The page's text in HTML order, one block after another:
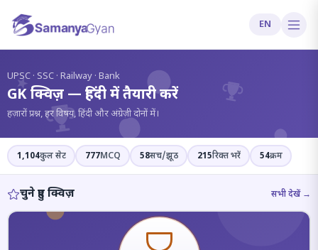
EN
?
UPSC · SSC · Railway · Bank
GK क्विज़ — हिंदी में तैयारी करें
हज़ारों प्रश्न, हर विषय, हिंदी और अंग्रेज़ी दोनों में।
1,104कुल सेट 777MCQ 58सच/झूठ 215रिक्त भरें 54क्रम
चुने हुए क्विज़ सभी देखें →